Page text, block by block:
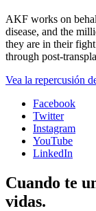
AKF works on
disease, and the
they are in their
through post-
Vea la repercusión
Facebook
Twitter
Instagram
YouTube
LinkedIn
Cuando te
vidas.